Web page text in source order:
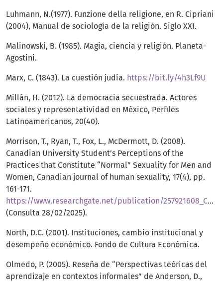
Luhmann, N.(1977). Funzione della religione, en R. Cipriani
(2004), Manual de sociología de la religión. Siglo XXI.
Malinowski, B. (1985). Magia, ciencia y religión. Planeta-
Agostini.
Marx, C. (1843). La cuestión judía. https://bit.ly/4h3Lf9U
Millán, H. (2012). La democracia secuestrada. Actores
sociales y representatividad en México, Perfiles
Latinoamericanos, 20(40).
Morrison, T., Ryan, T., Fox, L., McDermott, D. (2008).
Canadian University Student’s Perceptions of the
Practices that Constitute “Normal” Sexuality for Men and
Women, Canadian journal of human sexuality, 17(4), pp.
161-171.
https://www.researchgate.net/publication/257921608_Canadian_university_students'_perceptions_of_the_practices_that_constitute_normal_sexuality_for_men_and_women
(Consulta 28/02/2025).
North, D.C. (2001). Instituciones, cambio institucional y
desempeño económico. Fondo de Cultura Económica.
Olmedo, P. (2005). Reseña de “Perspectivas teóricas del
aprendizaje en contextos informales” de Anderson, D.,